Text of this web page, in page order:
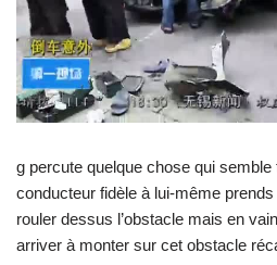
g percute quelque chose qui semble
conducteur fidèle à lui-même prends
rouler dessus l’obstacle mais en
arriver à monter sur cet obstacle